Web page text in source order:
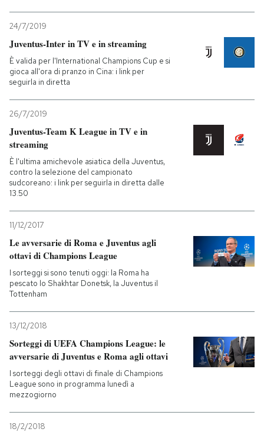
24/7/2019
Juventus-Inter in TV e in streaming
È valida per l'International Champions Cup e si
gioca all'ora di pranzo in Cina: i link per
seguirla in diretta
26/7/2019
Juventus-Team K League in TV e in
streaming
È l'ultima amichevole asiatica della Juventus,
contro la selezione del campionato
sudcoreano: i link per seguirla in diretta dalle
13.50
11/12/2017
Le avversarie di Roma e Juventus agli
ottavi di Champions League
I sorteggi si sono tenuti oggi: la Roma ha
pescato lo Shakhtar Donetsk, la Juventus il
Tottenham
13/12/2018
Sorteggi di UEFA Champions League: le
avversarie di Juventus e Roma agli ottavi
I sorteggi degli ottavi di finale di Champions
League sono in programma lunedì a
mezzogiorno
18/2/2018